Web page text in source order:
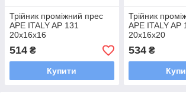
Трійник проміжний прес
APE ITALY AP 131
20х16х16
514 ₴
Купити
Трійник
APE ITALY AP
20х16х20
534₴